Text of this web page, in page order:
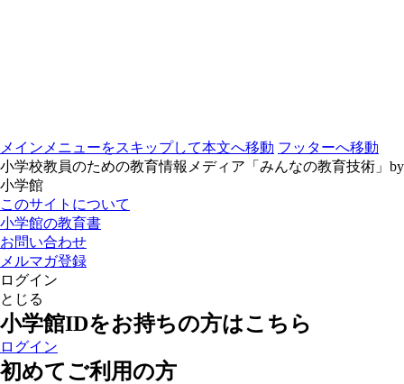
メインメニューをスキップして本文へ移動 フッターへ移動
小学校教員のための教育情報メディア「みんなの教育技術」by
小学館
このサイトについて
小学館の教育書
お問い合わせ
メルマガ登録
ログイン
とじる
小学館IDをお持ちの方はこちら
ログイン
初めてご利用の方